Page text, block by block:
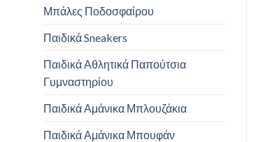
Μπάλες Ποδοσφαίρου
Παιδικά Sneakers
Παιδικά Αθλητικά Παπούτσια
Γυμναστηρίου
Παιδικά Αμάνικα Μπλουζάκια
Παιδικά Αμάνικα Μπουφάν